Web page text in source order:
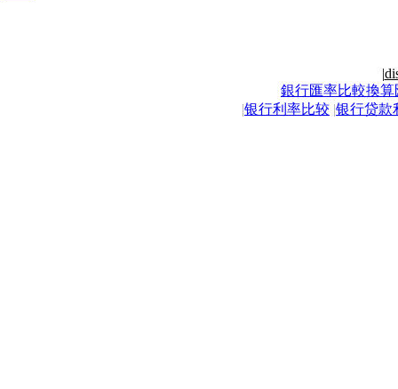
|
銀行匯率比較換算
|银行利率比较 |银行贷款